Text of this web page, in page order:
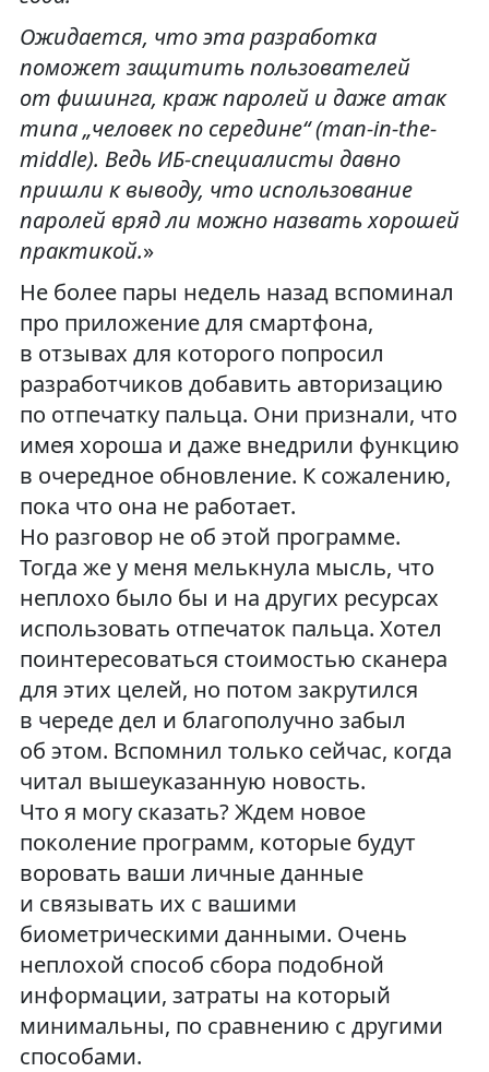
Ожидается, что эта разработка
поможет защитить пользователей
от фишинга, краж паролей и даже атак
типа „человек по середине“ (man-in-the-
middle). Ведь ИБ-специалисты давно
пришли к выводу, что использование
паролей вряд ли можно назвать хорошей
практикой.»
Не более пары недель назад вспоминал
про приложение для смартфона,
в отзывах для которого попросил
разработчиков добавить авторизацию
по отпечатку пальца. Они признали, что
имея хороша и даже внедрили функцию
в очередное обновление. К сожалению,
пока что она не работает.
Но разговор не об этой программе.
Тогда же у меня мелькнула мысль, что
неплохо было бы и на других ресурсах
использовать отпечаток пальца. Хотел
поинтересоваться стоимостью сканера
для этих целей, но потом закрутился
в череде дел и благополучно забыл
об этом. Вспомнил только сейчас, когда
читал вышеуказанную новость.
Что я могу сказать? Ждем новое
поколение программ, которые будут
воровать ваши личные данные
и связывать их с вашими
биометрическими данными. Очень
неплохой способ сбора подобной
информации, затраты на который
минимальны, по сравнению с другими
способами.